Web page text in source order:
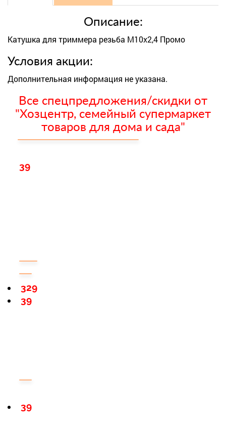
Описание:
Катушка для триммера резьба М10х2,4 Промо
Условия акции:
Дополнительная информация не указана.
Все спецпредложения/скидки от
"Хозцентр, семейный супермаркет
товаров для дома и сада"
39
39
329
39